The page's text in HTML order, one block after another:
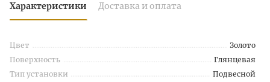
Характеристики Доставка и оплата
Цвет
Золото
Поверхность
Глянцевая
Тип установки
Подвесной